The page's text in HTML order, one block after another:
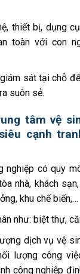
thiết bị, dụng
toàn với con
sát tại chỗ
suôn sẻ.
tâm vệ
cạnh
nghiệp có quy
nhà, khách sạn,
khu chế biến,…
như: biệt thự,
dịch vụ vệ
lượng công
công nghiệp